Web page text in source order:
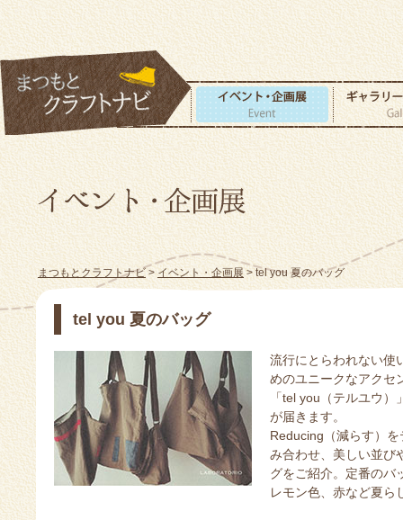
まつもとクラフトナビ>イベント・企画展> tel you 夏のバッグ
tel you 夏のバッグ
流行にとらわれない使
めのユニークなアクセ
「tel you（テルユウ
が届きます。
Reducing（減らす）
み合わせ、美しい並び
グをご紹介。定番のバ
レモン色、赤など夏ら